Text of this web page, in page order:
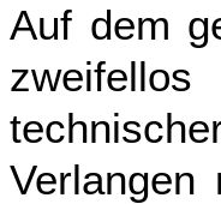
Auf dem
Verlangen